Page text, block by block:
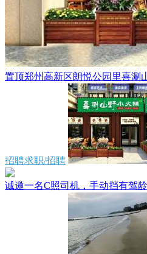
置顶郑州高新区朗悦公园里喜涮
招聘求职/招聘
诚邀一名C照司机，手动挡有驾龄